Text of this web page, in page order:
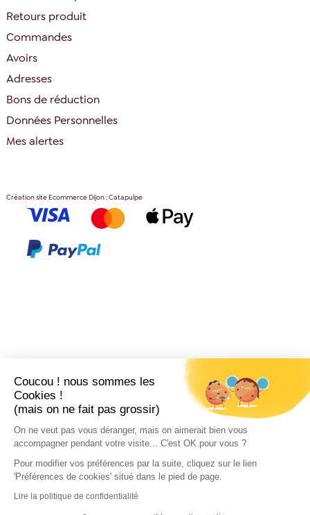
Coucou ! nous sommes les
Cookies !
(mais on ne fait pas grossir)
On ne veut pas vous déranger, mais on aimerait bien vous
accompagner pendant votre visite... C'est OK pour vous ?
Pour modifier vos préférences par la suite, cliquez sur le lien
'Préférences de cookies' situé dans le pied de page.
Lire la politique de confidentialité
Retours produit
Commandes
Avoirs
Adresses
Bons de réduction
Données Personnelles
Mes alertes
Création site Ecommerce Dijon : Catapulpe